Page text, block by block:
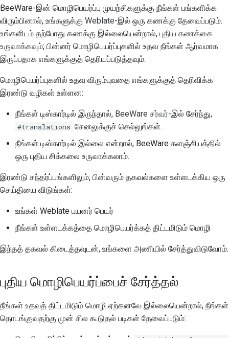
فارسی
Français
Italiano
Polski
Português
Tiếng Việt
中文(简体)
中文(繁體)
தொடர்பு
பிராண்டிங்
வழிகாட்டுதல்கள்
புதுப்பி tox.ini
புதுப்பி config.yml
நடத்து tox translate
மொழிபெயர்ப்பு
வழிகாட்டுதல்கள்
பொருள் மொழிபெயர்ப்பு
எதிர் வார்த்தைக்கு
மொழிபெயர்ப்பு
மொழிபெயர்க்க
வேண்டுமா?
வெப்லேட்
2021
2020
2019
2018
2016
2015
2014
BeeWare-இன் மொழிபெயர்ப்பு முயற்சிகளுக்கு நீங்கள் பங்களிக்க
விரும்பினால், உங்களுக்கு Weblate-இல் ஒரு கணக்கு தேவைப்படும்.
உங்களிடம் தற்போது கணக்கு இல்லையென்றால், புதிய கணக்கை
உருவாக்கவும்; பின்னர் மொழிபெயர்ப்புகளில் உதவ நீங்கள் ஆர்வமாக
இருப்பதாக எங்களுக்குத் தெரியப்படுத்தவும்.
மொழிபெயர்ப்புகளில் உதவ விரும்புவதை எங்களுக்குத் தெரிவிக்க
இரண்டு வழிகள் உள்ளன:
நீங்கள் டிஸ்கார்டில் இருந்தால், BeeWare சர்வர்-இல் சேர்ந்து,
#translations சேனலுக்குச் செல்லுங்கள்.
நீங்கள் டிஸ்கார்டில் இல்லை என்றால், BeeWare களஞ்சியத்தில்
ஒரு புதிய சிக்கலை உருவாக்கலாம்.
இரண்டு சந்தர்ப்பங்களிலும், பின்வரும் தகவல்களை உள்ளடக்கிய ஒரு
செய்தியை விடுங்கள்:
உங்கள் Weblate பயனர் பெயர்
நீங்கள் உள்ளடக்கத்தை மொழிபெயர்க்கத் திட்டமிடும் மொழி
இந்தத் தகவல் கிடைத்தவுடன், உங்களை அணியில் சேர்த்துவிடுவோம்.
புதிய மொழிபெயர்ப்பைச் சேர்த்தல்
நீங்கள் உதவத் திட்டமிடும் மொழி ஏற்கனவே இல்லையென்றால், நீங்கள்
தொடங்குவதற்கு முன் சில கூடுதல் படிகள் தேவைப்படும்: